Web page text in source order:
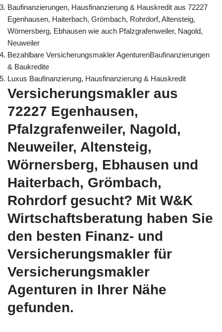
Baufinanzierungen, Hausfinanzierung & Hauskredit aus 72227
Egenhausen, Haiterbach, Grömbach, Rohrdorf, Altensteig,
Wörnersberg, Ebhausen wie auch Pfalzgrafenweiler, Nagold,
Neuweiler
Bezahlbare Versicherungsmakler AgenturenBaufinanzierungen
& Baukredite
Luxus Baufinanzierung, Hausfinanzierung & Hauskredit
Versicherungsmakler aus
72227 Egenhausen,
Pfalzgrafenweiler, Nagold,
Neuweiler, Altensteig,
Wörnersberg, Ebhausen und
Haiterbach, Grömbach,
Rohrdorf gesucht? Mit W&K
Wirtschaftsberatung haben Sie
den besten Finanz- und
Versicherungsmakler für
Versicherungsmakler
Agenturen in Ihrer Nähe
gefunden.